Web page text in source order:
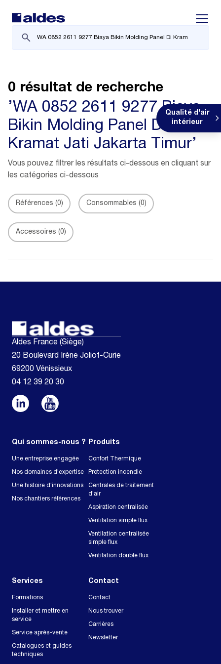
Qualité d'air
intérieur
0 résultat de recherche
’WA 0852 2611 9277 Biaya
Bikin Molding Panel Di
Kramat Jati Jakarta Timur’
Vous pouvez filtrer les résultats ci-dessous en cliquant sur
les catégories ci-dessous
Références (0) Consommables (0)
Accessoires (0)
Aldes France (Siège)
20 Boulevard Irène Joliot-Curie
69200 Vénissieux
04 12 39 20 30
Qui sommes-nous ?
Une entreprise engagée
Nos domaines d'expertise
Une histoire d'innovations
Nos chantiers références
Produits
Confort Thermique
Protection incendie
Centrales de traitement
d'air
Aspiration centralisée
Ventilation simple flux
Ventilation centralisée
simple flux
Ventilation double flux
Services
Formations
Installer et mettre en
service
Service après-vente
Catalogues et guides
techniques
Contact
Contact
Nous trouver
Carrières
Newsletter